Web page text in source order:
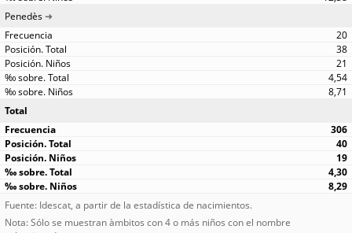
Penedès
20
38
21
4,54
8,71
Total
306
40
19
4,30
8,29
Fuente: Idescat, a partir de la estadística de nacimientos.
Nota: Sólo se muestran àmbitos con 4 o más niños con el nombre